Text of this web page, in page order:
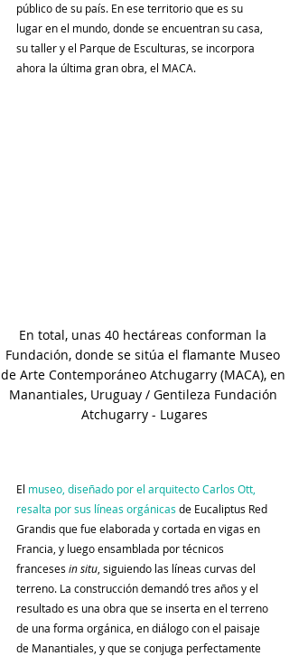
público de su país. En ese territorio que es su
lugar en el mundo, donde se encuentran su casa,
su taller y el Parque de Esculturas, se incorpora
ahora la última gran obra, el MACA.
En total, unas 40 hectáreas conforman la
Fundación, donde se sitúa el flamante Museo
de Arte Contemporáneo Atchugarry (MACA), en
Manantiales, Uruguay / Gentileza Fundación
Atchugarry - Lugares
El museo, diseñado por el arquitecto Carlos Ott,
resalta por sus líneas orgánicas de Eucaliptus Red
Grandis que fue elaborada y cortada en vigas en
Francia, y luego ensamblada por técnicos
franceses in situ , siguiendo las líneas curvas del
terreno. La construcción demandó tres años y el
resultado es una obra que se inserta en el terreno
de una forma orgánica, en diálogo con el paisaje
de Manantiales, y que se conjuga perfectamente